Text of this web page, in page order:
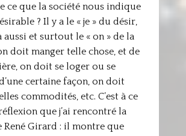
ce que la société nous indique
? Il y a le « je » du désir,
aussi et surtout le « on » de la
doit manger telle chose, et de
on doit se loger ou se
certaine façon, on doit
commodités, etc. C’est à ce
que j’ai rencontré la
René Girard : il montre que